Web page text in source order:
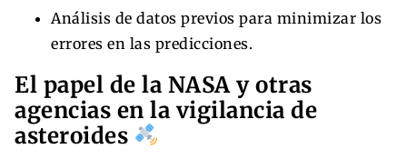
Análisis de datos previos para minimizar los
errores en las predicciones.
El papel de la NASA y otras
agencias en la vigilancia de
asteroides